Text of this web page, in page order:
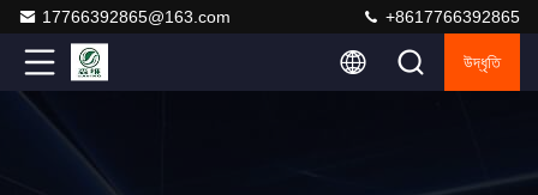
17766392865@163.com +8617766392865
উদ্ধৃতি